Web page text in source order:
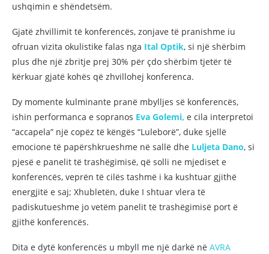
ushqimin e shëndetsëm.
Gjatë zhvillimit të konferencës, zonjave të pranishme iu
ofruan vizita okulistike falas nga Ital Optik, si një shërbim
plus dhe një zbritje prej 30% për çdo shërbim tjetër të
kërkuar gjatë kohës që zhvillohej konferenca.
Dy momente kulminante pranë mbylljes së konferencës,
ishin performanca e sopranos Eva Golemi, e cila interpretoi
“accapela” një copëz të këngës “Luleborë”, duke sjellë
emocione të papërshkrueshme në sallë dhe Luljeta Dano, si
pjesë e panelit të trashëgimisë, që solli ne mjediset e
konferencës, veprën të cilës tashmë i ka kushtuar gjithë
energjitë e saj; Xhubletën, duke I shtuar vlera të
padiskutueshme jo vetëm panelit të trashëgimisë port ë
gjithë konferencës.
Dita e dytë konferencës u mbyll me një darkë në AVRA